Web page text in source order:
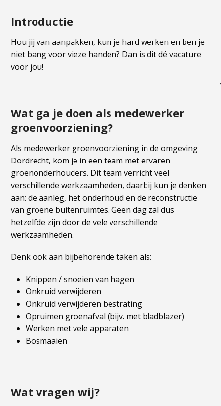
Introductie
Hou jij van aanpakken, kun je hard werken en ben je
niet bang voor vieze handen? Dan is dit dé vacature
voor jou!
Wat ga je doen als medewerker
groenvoorziening?
Als medewerker groenvoorziening in de omgeving
Dordrecht, kom je in een team met ervaren
groenonderhouders. Dit team verricht veel
verschillende werkzaamheden, daarbij kun je denken
aan: de aanleg, het onderhoud en de reconstructie
van groene buitenruimtes. Geen dag zal dus
hetzelfde zijn door de vele verschillende
werkzaamheden.
Denk ook aan bijbehorende taken als:
Knippen / snoeien van hagen
Onkruid verwijderen
Onkruid verwijderen bestrating
Opruimen groenafval (bijv. met bladblazer)
Werken met vele apparaten
Bosmaaien
Wat vragen wij?